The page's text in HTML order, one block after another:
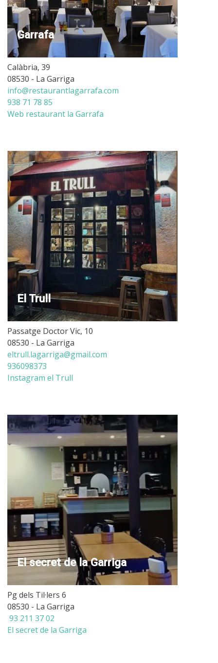
Garrafa
Calàbria, 39
08530 - La Garriga
info@restaurantlagarrafa.com
938 71 78 85
Web restaurant la Garrafa
El Trull
Passatge Doctor Vic, 10
08530 - La Garriga
eltrull.lagarriga@gmail.com
936098373
Instagram el Trull
El secret de la Garriga
Pg dels Til·lers 6
08530 - La Garriga
93 211 37 02
El secret de la Garriga